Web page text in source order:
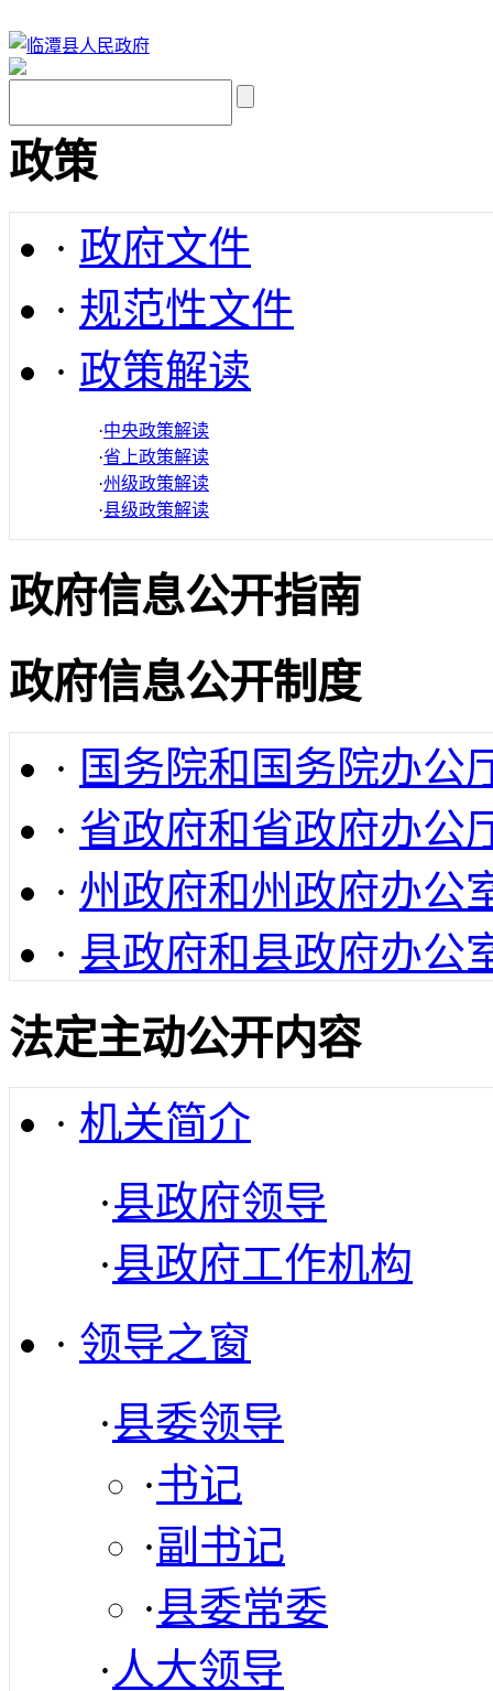
政策
· 政府文件
· 规范性文件
· 政策解读
·中央政策解读
·省上政策解读
·州级政策解读
·县级政策解读
政府信息公开指南
政府信息公开制度
· 国务院和国务院办公
· 省政府和省政府办公
· 州政府和州政府办公
· 县政府和县政府办公
法定主动公开内容
· 机关简介
·县政府领导
·县政府工作机构
· 领导之窗
·县委领导
·书记
·副书记
·县委常委
· 人大领导